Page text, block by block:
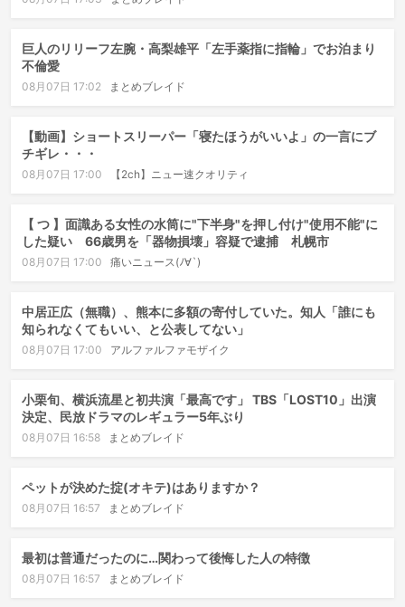
巨人のリリーフ左腕・高梨雄平「左手薬指に指輪」でお泊まり
不倫愛
08月07日 17:02 まとめブレイド
【動画】ショートスリーパー「寝たほうがいいよ」の一言にブ
チギレ・・・
08月07日 17:00 【2ch】ニュー速クオリティ
【 つ 】面識ある女性の水筒に"下半身"を押し付け"使用不能"に
した疑い 66歳男を「器物損壊」容疑で逮捕 札幌市
08月07日 17:00 痛いニュース(ﾉ∀`)
中居正広（無職）、熊本に多額の寄付していた。知人「誰にも
知られなくてもいい、と公表してない」
08月07日 17:00 アルファルファモザイク
小栗旬、横浜流星と初共演「最高です」 TBS「LOST10」出演
決定、民放ドラマのレギュラー5年ぶり
08月07日 16:58 まとめブレイド
ペットが決めた掟(オキテ)はありますか？
08月07日 16:57 まとめブレイド
最初は普通だったのに…関わって後悔した人の特徴
08月07日 16:57 まとめブレイド